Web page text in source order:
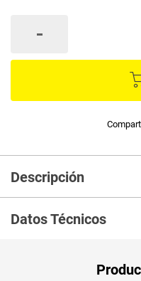
Descripción
Datos Técnicos